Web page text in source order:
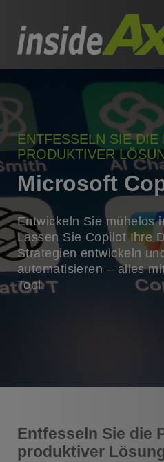
ENTFESSELN SIE DIE
PRODUKTIVER
Microsoft
Entwickeln Sie mühelos
Lassen Sie Copilot Ihre
Strategien entwickeln
automatisieren – alles
Tool.
Entfesseln Sie die
produktiver